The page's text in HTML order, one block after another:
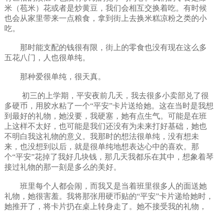
米（苞米）花或者是炒黄豆，我们会相互交换着吃。有时候
也会从家里带来一点粮食，拿到街上去换米糕凉粉之类的小
吃。
那时能支配的钱很有限，街上的零食也没有现在这么多
五花八门，人也很单纯。
那种爱很单纯，很天真。
初三的上学期，平安夜前几天，我去很多小卖部兑了很
多硬币，用胶水粘了一个“平安”卡片送给她。这在当时是我想
到最好的礼物，她没要，我硬塞，她有点生气。可能是在班
上这样不太好，也可能是我们还没有为未来打好基础，她也
不明白我这礼物的意义。我那时的想法很单纯，没有想未
来，也没想到以后，就是很单纯地想表达心中的喜欢。那
个“平安”花掉了我好几块钱，那几天我都乐在其中，想象着琴
接过礼物的那一刻是多么的美好。
班里每个人都会闹，而我又是当着班里很多人的面送她
礼物，她很害羞。我将那张用硬币贴的“平安”卡片递给她时，
她推开了，将卡片扔在桌上转身走了。她不接受我的礼物，